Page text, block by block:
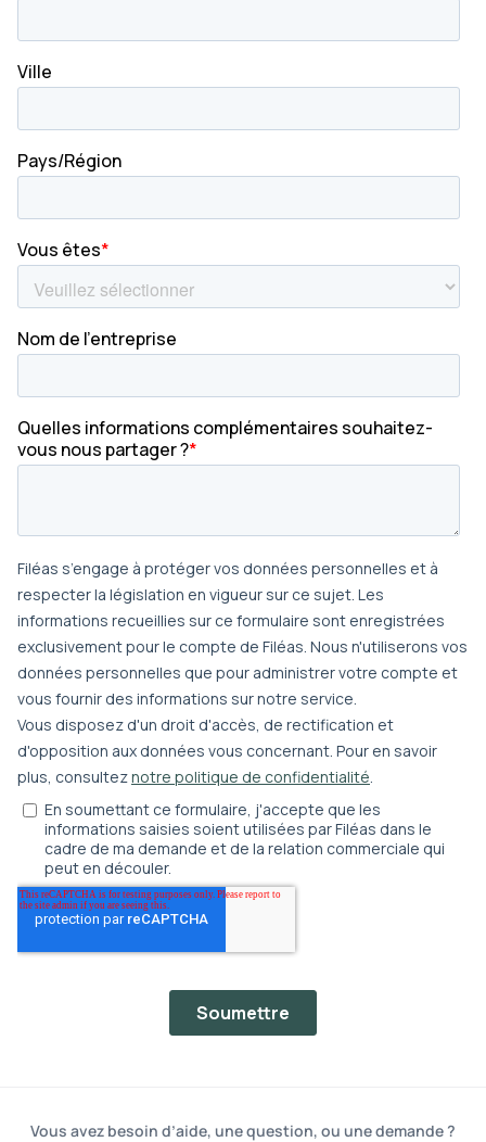
Vous avez besoin d’aide, une question, ou une demande ?